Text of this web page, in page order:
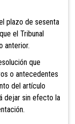
plazo de sesenta
el Tribunal
anterior.
que
o antecedentes
del artículo
dejar sin efecto la